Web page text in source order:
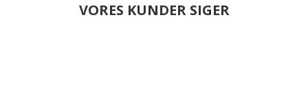
VORES KUNDER SIGER